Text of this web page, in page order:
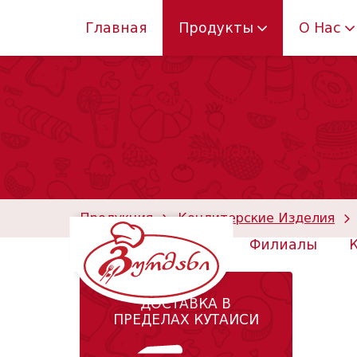
Главная Продукты О Нас
/home/gurmanil/domains/
/home/gurmanil/domains/
Филиалы
Продукция Кондитерские Изделия
ДОСТАВКА В
ПРЕДЕЛАХ КУТАИСИ